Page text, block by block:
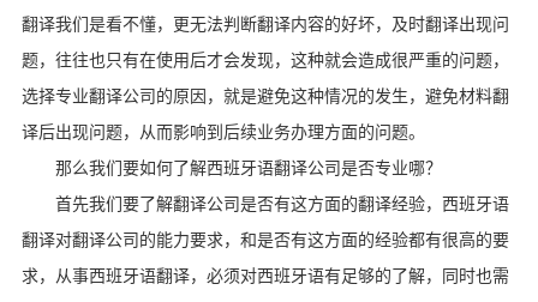
翻译我们是看不懂，更无法判断翻译内容的好坏，及时翻译出现问
题，往往也只有在使用后才会发现，这种就会造成很严重的问题，
选择专业翻译公司的原因，就是避免这种情况的发生，避免材料翻
译后出现问题，从而影响到后续业务办理方面的问题。
那么我们要如何了解西班牙语翻译公司是否专业哪？
首先我们要了解翻译公司是否有这方面的翻译经验，西班牙语
翻译对翻译公司的能力要求，和是否有这方面的经验都有很高的要
求，从事西班牙语翻译，必须对西班牙语有足够的了解，同时也需